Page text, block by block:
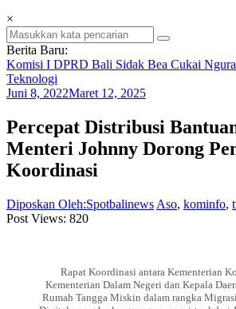
×
Berita Baru:
Komisi I DPRD Bali Sidak Bea Cukai
Teknologi
Juni 8, 2022Maret 12, 2025
Percepat Distribusi
Menteri Johnny Dorong
Koordinasi
Diposkan Oleh:Spotbalinews Aso, kominfo,
Post Views: 820
Rapat Koordinasi antara Kementerian
Kementerian Dalam Negeri dan Kepala
Rumah Tangga Miskin dalam rangka